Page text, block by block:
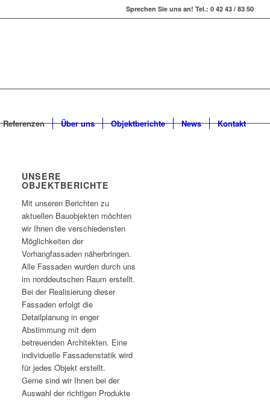
Sprechen Sie uns an! Tel.: 0 42 43 / 83 50
Referenzen Über uns Objektberichte News Kontakt
UNSERE
OBJEKTBERICHTE
Mit unseren Berichten zu
aktuellen Bauobjekten möchten
wir Ihnen die verschiedensten
Möglichkeiten der
Vorhangfassaden näherbringen.
Alle Fassaden wurden durch uns
im norddeutschen Raum erstellt.
Bei der Realisierung dieser
Fassaden erfolgt die
Detailplanung in enger
Abstimmung mit dem
betreuenden Architekten. Eine
individuelle Fassadenstatik wird
für jedes Objekt erstellt.
Gerne sind wir Ihnen bei der
Auswahl der richtigen Produkte